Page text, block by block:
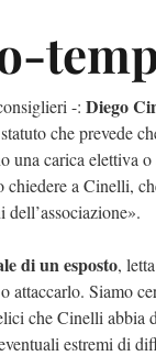
-: Diego
che prevede
carica elettiva
a Cinelli,
di un esposto,
Siamo
che Cinelli abbia
estremi di